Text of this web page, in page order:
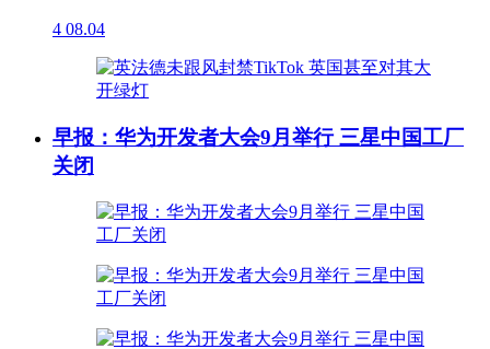
4 08.04
早报：华为开发者大会9月举行 三星中国工厂
关闭